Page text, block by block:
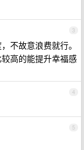
3
不故意浪费就行。
高的能提升幸福感
4
5